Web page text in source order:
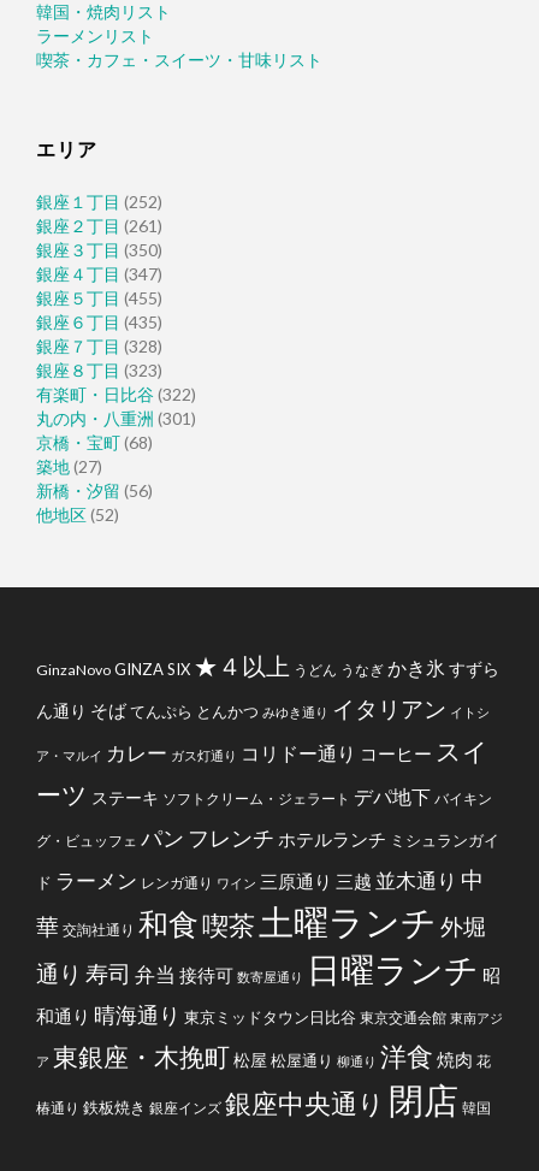
韓国・焼肉リスト
ラーメンリスト
喫茶・カフェ・スイーツ・甘味リスト
エリア
銀座１丁目 (252)
銀座２丁目 (261)
銀座３丁目 (350)
銀座４丁目 (347)
銀座５丁目 (455)
銀座６丁目 (435)
銀座７丁目 (328)
銀座８丁目 (323)
有楽町・日比谷(322)
丸の内・八重洲 (301)
京橋・宝町(68)
築地(27)
新橋・汐留 (56)
他地区(52)
GinzaNovo GINZA SIX ★４以上 うどん うなぎ かき氷 すずら
ん通り そばてんぷら とんかつ みゆき通り イタリアン イトシ
ア・マルイ カレー ガス灯通り コリドー通り コーヒー スイ
ーツ ステーキ ソフトクリーム・ジェラート デパ地下 バイキン
グ・ビュッフェ パン フレンチ ホテルランチ ミシュランガイ
ド ラーメン レンガ通り ワイン 三原通り 三越 並木通り 中
華 交詢社通り 和食喫茶 土曜ランチ 外堀
通り 寿司 弁当 接待可 数寄屋通り 日曜ランチ 昭
和通り 晴海通り 東京ミッドタウン日比谷 東京交通会館 東南アジ
ア 東銀座・木挽町松屋 松屋通り 柳通り 洋食 焼肉 花
椿通り 鉄板焼き 銀座インズ 銀座中央通り 閉店 韓国